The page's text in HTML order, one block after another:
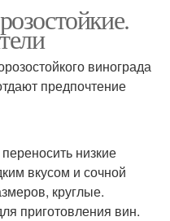
винограда
предпочтение
низкие
вкусом и сочной
круглые.
приготовления вин.